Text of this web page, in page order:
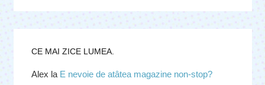
CE MAI ZICE LUMEA.
Alex la E nevoie de atâtea magazine non-stop?